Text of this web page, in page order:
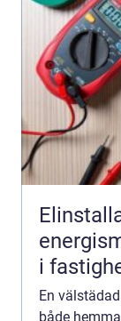
i
En
både